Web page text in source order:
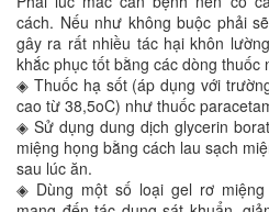
cách. Nếu như không buộc phải
gây ra rất nhiều tác hại khôn
khắc phục tốt bằng các dòng thuốc
◈ Thuốc hạ sốt (áp dụng với
cao từ 38,5oC) như thuốc
◈ Sử dụng dung dịch glycerin
miệng họng bằng cách lau sạch
sau lúc ăn.
◈ Dùng một số loại gel rơ miệng